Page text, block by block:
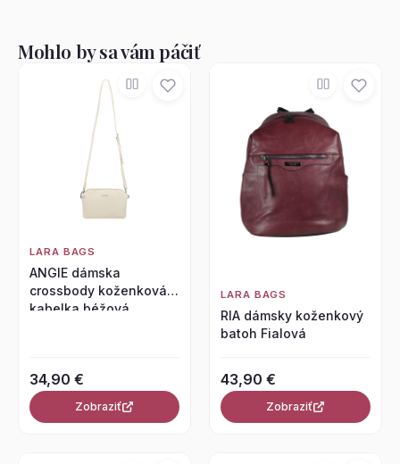
Mohlo by sa vám páčiť
LARA BAGS
ANGIE dámska
crossbody koženková
kabelka béžová
34,90 €
Zobraziť
LARA BAGS
RIA dámsky koženkový
batoh Fialová
43,90 €
Zobraziť